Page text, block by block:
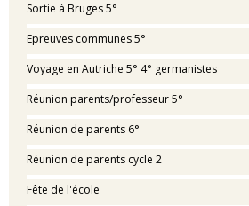
Sortie à Bruges 5°
Epreuves communes 5°
Voyage en Autriche 5° 4° germanistes
Réunion parents/professeur 5°
Réunion de parents 6°
Réunion de parents cycle 2
Fête de l'école